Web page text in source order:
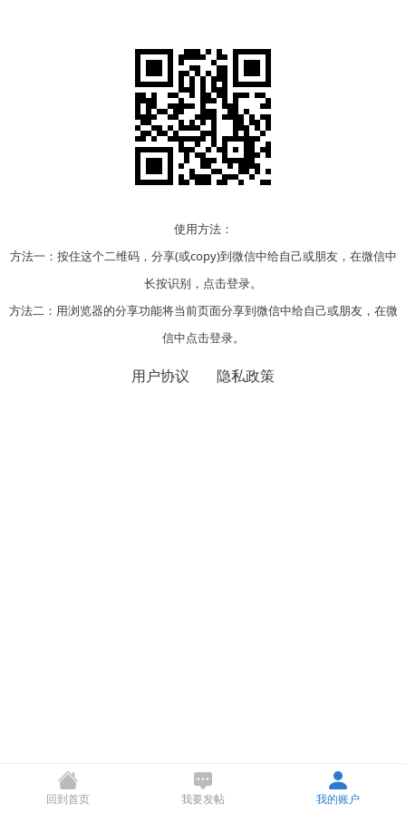
使用方法：
方法一：按住这个二维码，分享(或copy)到微信中给自己或朋友，在微信中
长按识别，点击登录。
方法二：用浏览器的分享功能将当前页面分享到微信中给自己或朋友，在微
信中点击登录。
用户协议 隐私政策
回到首页 我要发帖 我的账户